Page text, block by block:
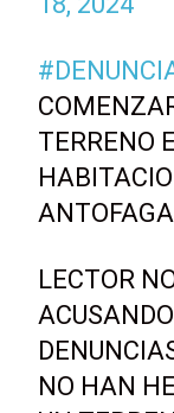
TERRENO
LECTOR
NO HAN